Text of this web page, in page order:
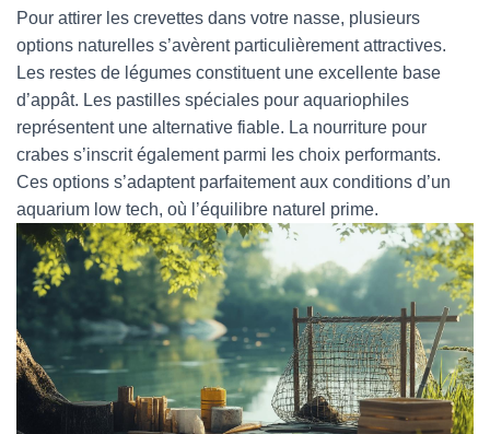
Pour attirer les crevettes dans votre nasse, plusieurs
options naturelles s’avèrent particulièrement attractives.
Les restes de légumes constituent une excellente base
d’appât. Les pastilles spéciales pour aquariophiles
représentent une alternative fiable. La nourriture pour
crabes s’inscrit également parmi les choix performants.
Ces options s’adaptent parfaitement aux conditions d’un
aquarium low tech, où l’équilibre naturel prime.